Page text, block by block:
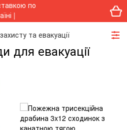
та евакуації
для евакуації